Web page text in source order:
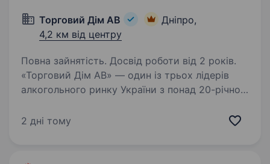
Торговий Дім АВ
Дніпро,
4,2 км від центру
Повна зайнятість. Досвід роботи від 2 років.
«Торговий Дім АВ» — один із трьох лідерів
алкогольного ринку України з понад 20-річною
професіоналів — шукає у свою команду
2 дні тому